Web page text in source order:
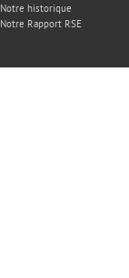
Notre historique
Notre Rapport RSE